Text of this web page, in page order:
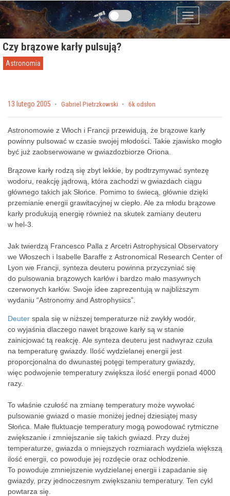
Przejdź do zawartości
Menu
Czy brązowe karły pulsują?
Astronomia
Posted on
13 lutego 2005 by Gabriel Pietrzkowski 6k odsłon
Astronomowie z Włoch i Francji przewidują, że brązowe karły
powinny pulsować w czasie swojej młodości. Takie zjawisko mogło
być już zaobserwowane w gwiazdozbiorze Oriona.
Brązowe karły rodzą się zbyt lekkie, by podtrzymywać syntezę
wodoru, reakcję jądrową, która zachodzi w gwiazdach ciągu
głównego takich jak Słońce. Pomimo to świecą, głównie dzięki
przemianie energii grawitacyjnej w ciepło. Ale za młodu brązowe
karły produkują energię również na skutek zamiany deuteru
w hel-3.
Jak twierdzą Francesco Palla z Arcetri Astrophysical Observatory
we Włoszech i Isabelle Baraffe z Astronomical Research Center of
Lyon we Francji, synteza deuteru powinna przyczyniać się
do pulsowania brązowych karłów i bardzo mało masywnych
czerwonych karłów. Swoje idee zaprezentują w najbliższym
wydaniu “Astronomy and Astrophysics”.
Deuter spala się w niższej temperaturze niż zwykły wodór,
co wyjaśnia dlaczego nawet brązowe karły są w stanie
zainicjować tą reakcję. Ale synteza deuteru jest nadwyraz czuła
na temperaturę gwiazdy. Ilość wydzielanej energii jest
proporcjonalna do dwunastej potęgi temperatury gwiazdy,
więc podwojenie temperatury zwiększa ilość energii ponad 4000
razy.
To właśnie czułość na zmianę temperatury może wywołać
pulsowanie gwiazd o masie moniżej jednej dziesiątej masy
Słońca. Małe fluktuacje temperatury mogą powodować rytmiczne
zwiększanie i zmniejszanie się takich gwiazd. Przy dużej
temperaturze, gwiazda o mniejszych rozmiarach wydziela większą
ilość energii, co powoduje jej rozdęcie oraz ochłodzenie.
To powoduje zmniejszenie wydzielanej energii i zapadanie się
gwiazdy, przy jednoczesnym zwiększaniu temperatury. Ten cykl
powtarza się.